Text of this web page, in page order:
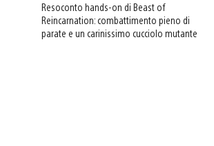
Resoconto hands-on di Beast of
Reincarnation: combattimento pieno di
parate e un carinissimo cucciolo mutante